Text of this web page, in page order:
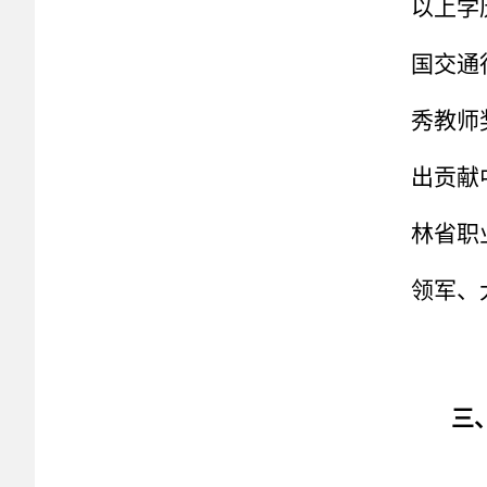
以上
国交
秀教师
出贡
林省职
领军、
三